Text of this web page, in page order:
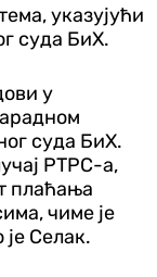
указујући
суда БиХ.
у
суда БиХ.
РТРС-а,
плаћања
чиме је
Селак.